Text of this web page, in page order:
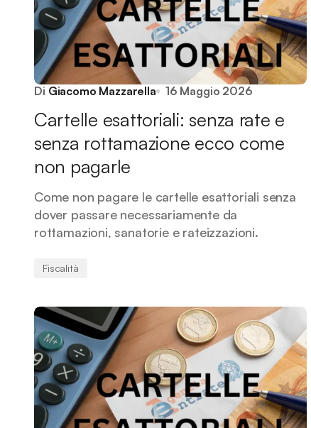
Di Giacomo Mazzarella 16 Maggio 2026
Cartelle esattoriali: senza rate e
senza rottamazione ecco come
non pagarle
Come non pagare le cartelle esattoriali senza
dover passare necessariamente da
rottamazioni, sanatorie e rateizzazioni.
Fiscalità